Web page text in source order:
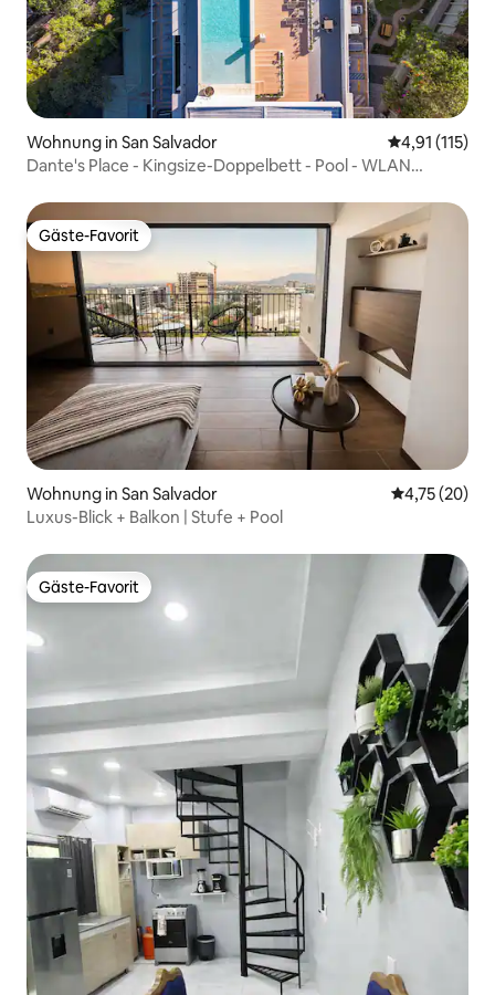
Wohnung in San Salvador
4,91 (115)
Dante's Place - Kingsize-Doppelbett - Pool - WLAN
Gäste-Favorit
Gäste-Favorit
Wohnung in San Salvador
4,75 (20)
Luxus-Blick + Balkon | Stufe + Pool
Gäste-Favorit
Gäste-Favorit